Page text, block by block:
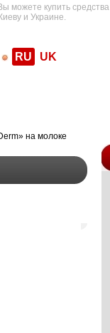
можете купить средства
и Украине.
RU UK
на молоке